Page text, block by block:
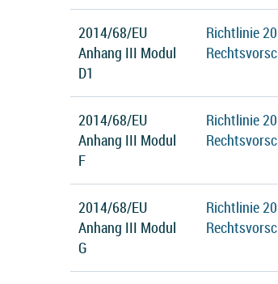
2014/68/EU
Anhang III Modul
D1
Richtlinie
2014/68/EU
Anhang III Modul
F
Richtlinie
2014/68/EU
Anhang III Modul
G
Richtlinie